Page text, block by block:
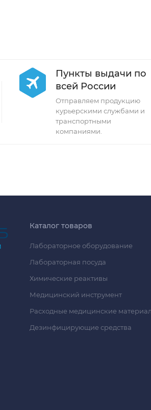
Пункты выдачи по
всей России
Отправляем продукцию
курьерскими службами и
транспортными
компаниями.
Каталог товаров
Лабораторное оборудование
Лабораторная посуда
Химические реактивы
Медицинский инструмент
Расходные медицинские
Дезинфицирующие средства